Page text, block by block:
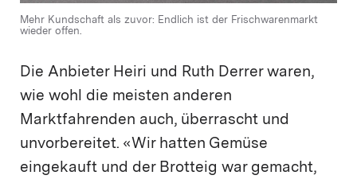
Mehr Kundschaft als zuvor: Endlich ist der Frischwarenmarkt
wieder offen.
Die Anbieter Heiri und Ruth Derrer waren,
wie wohl die meisten anderen
Marktfahrenden auch, überrascht und
unvorbereitet. «Wir hatten Gemüse
eingekauft und der Brotteig war gemacht,